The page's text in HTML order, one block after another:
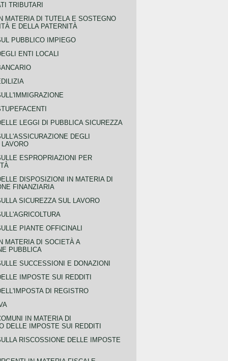
TRIBUTARI
MATERIA DI TUTELA E SOSTEGNO
E DELLA PATERNITÀ
PUBBLICO IMPIEGO
ENTI LOCALI
LEGGI DI PUBBLICA SICUREZZA
DEGLI
LAVORO
ESPROPRIAZIONI PER
DISPOSIZIONI IN MATERIA DI
FINANZIARIA
SICUREZZA SUL LAVORO
PIANTE OFFICINALI
MATERIA DI SOCIETÀ A
PUBBLICA
SUCCESSIONI E DONAZIONI
IMPOSTE SUI REDDITI
DI REGISTRO
IN MATERIA DI
DELLE IMPOSTE SUI REDDITI
RISCOSSIONE DELLE IMPOSTE